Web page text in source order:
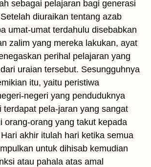
sebagai pelajaran bagi generasi
diuraikan tentang azab
umat-umat terdahulu disebabkan
zalim yang mereka lakukan, ayat
perihal pelajaran yang
uraian tersebut. Sesungguhnya
itu, yaitu peristiwa
negeri yang penduduknya
terdapat pela-jaran yang sangat
orang-orang yang takut kepada
akhir itulah hari ketika semua
untuk dihisab kemudian
atau pahala atas amal